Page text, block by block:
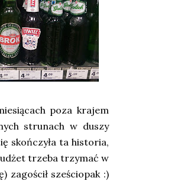
poza krajem
strunach w duszy
skończyła ta historia,
trzeba trzymać w
zagościł sześciopak :)